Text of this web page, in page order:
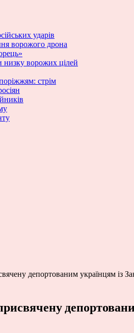
ударів
ворожого дрона
ворожих цілей
стрім
депортованим українцям із